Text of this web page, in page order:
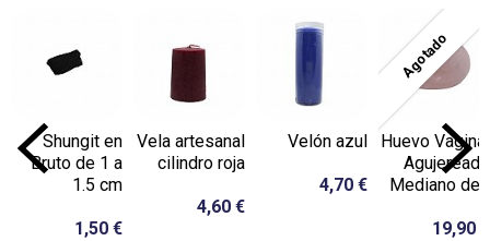
Shungit en
Bruto de 1 a
1.5 cm
1,50 €
Vela artesanal
cilindro roja
4,60 €
Velón azul
4,70 €
Agotado
Huevo Vaginal
Agujereado
Mediano de...
19,90 €